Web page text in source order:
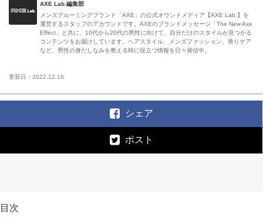
AXE Lab.編集部
メンズグルーミングブランド「AXE」の公式オウンドメディア【AXE Lab.】を
運営するスタッフのアカウントです。AXEのブランドメッセージ「The New Axe
Effect」と共に、10代から20代の男性に向けて、自分だけのスタイルが見つかる
コンテンツをお届けしています。ヘアスタイル、メンズファッション、香りケア
など、男性の身だしなみを整える時に役立つ情報を日々発信中。
更新日：2022.12.16
シェア
ポスト
目次